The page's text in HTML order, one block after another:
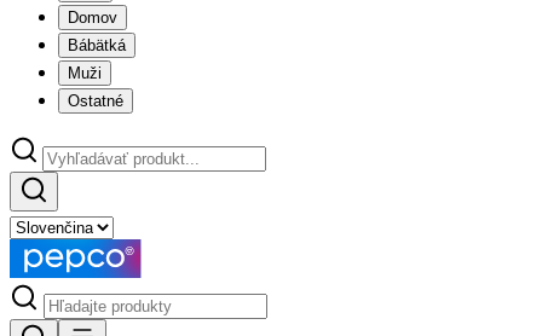
Domov
Bábätká
Muži
Ostatné